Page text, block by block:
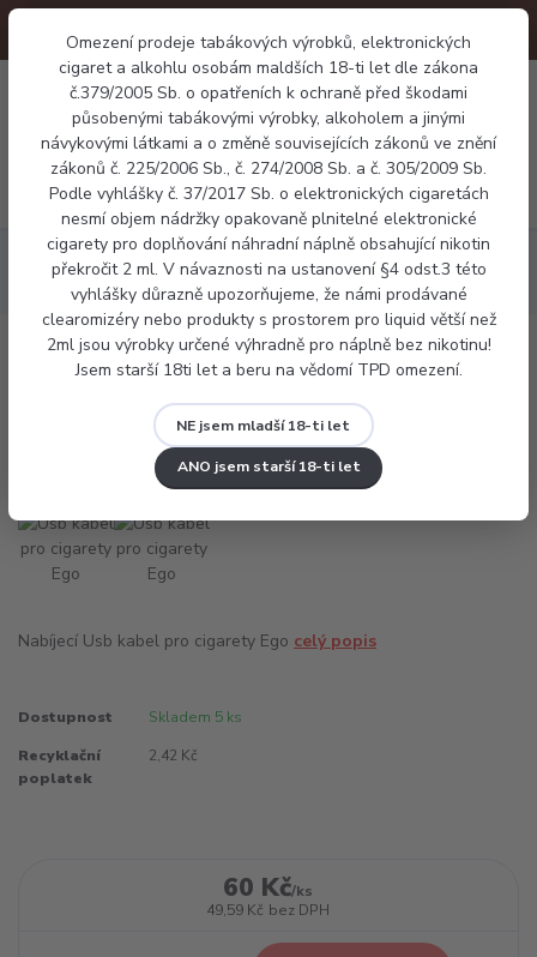
Omezení prodeje tabákových výrobků, elektronických
cigaret a alkohlu osobám maldších 18-ti let dle zákona
č.379/2005 Sb. o opatřeních k ochraně před škodami
působenými tabákovými výrobky, alkoholem a jinými
návykovými látkami a o změně souvisejících zákonů ve znění
zákonů č. 225/2006 Sb., č. 274/2008 Sb. a č. 305/2009 Sb.
Podle vyhlášky č. 37/2017 Sb. o elektronických cigaretách
nesmí objem nádržky opakovaně plnitelné elektronické
cigarety pro doplňování náhradní náplně obsahující nikotin
překročit 2 ml. V návaznosti na ustanovení §4 odst.3 této
vyhlášky důrazně upozorňujeme, že námi prodávané
clearomizéry nebo produkty s prostorem pro liquid větší než
2ml jsou výrobky určené výhradně pro náplně bez nikotinu!
Jsem starší 18ti let a beru na vědomí TPD omezení.
NE jsem mladší 18-ti let
ANO jsem starší 18-ti let
Menu
0 Kč
Příslušenství Nabíječky a kabely
Usb kabel pro cigarety
Usb kabel pro cigarety Ego
Nabíjecí Usb kabel pro cigarety Ego celý popis
Dostupnost Skladem 5 ks
Recyklační
poplatek
2,42 Kč
60 Kč/ks
49,59 Kč bez DPH